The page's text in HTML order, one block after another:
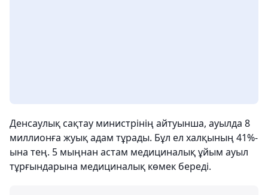
Денсаулық сақтау министрінің айтуынша, ауылда 8
миллионға жуық адам тұрады. Бұл ел халқының 41%-
ына тең. 5 мыңнан астам медициналық ұйым ауыл
тұрғындарына медициналық көмек береді.